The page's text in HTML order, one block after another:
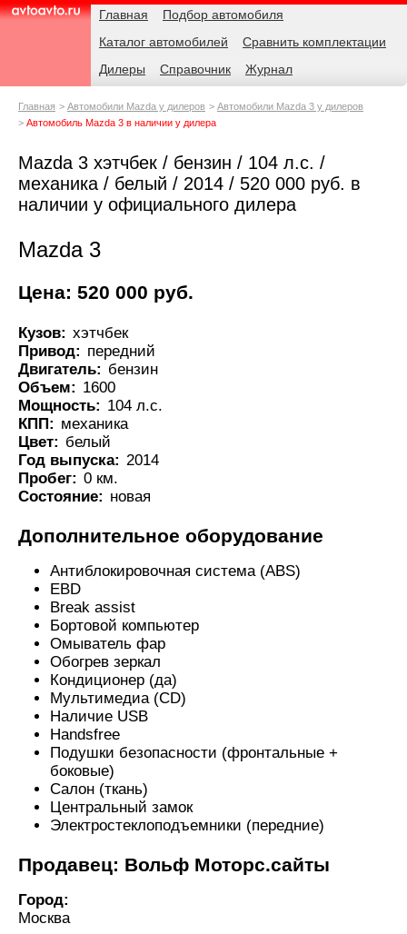
AvtoAvto.ru
Навигация Главная
Подбор автомобиля
Каталог автомобилей
Сравнить комплектации
Дилеры
Справочник Журнал
Родительские
Главная Автомобили Mazda у дилеров
Автомобили Mazda 3 у дилеров
Автомобиль Mazda 3 в наличии у дилера
Mazda 3 хэтчбек / бензин / 104 л.с. /
механика / белый / 2014 / 520 000 руб. в
наличии у официального дилера
Mazda 3
Цена: 520 000 руб.
Кузов: хэтчбек
Привод: передний
Двигатель: бензин
Объем: 1600
Мощность: 104 л.с.
КПП: механика
Цвет: белый
Год выпуска: 2014
Пробег: 0 км.
Состояние: новая
Дополнительное оборудование
Антиблокировочная система (ABS)
EBD
Break assist
Бортовой компьютер
Омыватель фар
Обогрев зеркал
Кондиционер (да)
Мультимедиа (CD)
Наличие USB
Handsfree
Подушки безопасности (фронтальные +
боковые)
Салон (ткань)
Центральный замок
Электростеклоподъемники (передние)
Продавец: Вольф Моторс.сайты
Город:
Москва